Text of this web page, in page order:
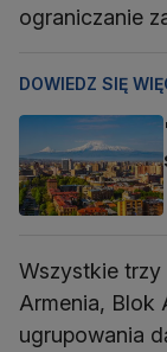
ograniczanie
DOWIEDZ SIĘ
Wszystkie trzy
Armenia, Blok
ugrupowania